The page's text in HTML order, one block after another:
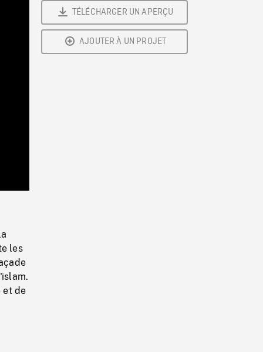
Rate
les
et de
TÉLÉCHARGER UN APERÇU
AJOUTER À UN PROJET